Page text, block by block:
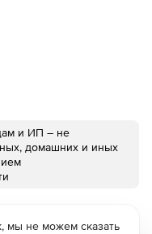
и ИП – не
домашних и иных
мы не можем сказать